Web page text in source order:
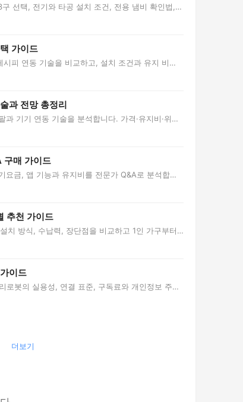
선택, 전기와 타공 설치 조건, 전용 냄비 확인법,
가이드
시피 연동 기술을 비교하고, 설치 조건과 유지 비
과 전망 총정리
기기 연동 기술을 분석합니다. 가격·유지비·위
구매 가이드
금, 앱 기능과 유지비를 전문가 Q&A로 분석합니
추천 가이드
치 방식, 수납력, 장단점을 비교하고 1인 가구부터
이드
로봇의 실용성, 연결 표준, 구독료와 개인정보 주
더보기